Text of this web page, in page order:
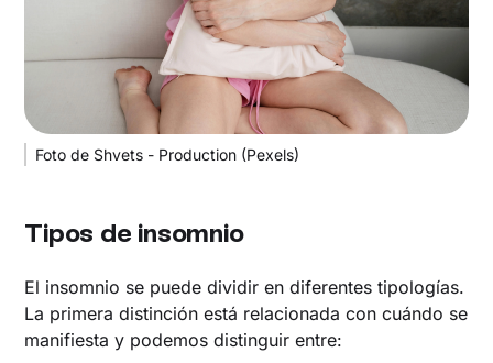
Foto de Shvets - Production (Pexels)
Tipos de insomnio
El insomnio se puede dividir en diferentes tipologías.
La primera distinción está relacionada con cuándo se
manifiesta y podemos distinguir entre: